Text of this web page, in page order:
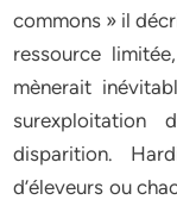
commons » il
ressource
mènerait
disparition.
d’éleveurs ou